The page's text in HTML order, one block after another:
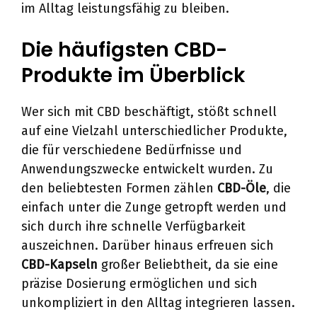
im Alltag leistungsfähig zu bleiben.
Die häufigsten CBD-
Produkte im Überblick
Wer sich mit CBD beschäftigt, stößt schnell
auf eine Vielzahl unterschiedlicher Produkte,
die für verschiedene Bedürfnisse und
Anwendungszwecke entwickelt wurden. Zu
den beliebtesten Formen zählen CBD-Öle, die
einfach unter die Zunge getropft werden und
sich durch ihre schnelle Verfügbarkeit
auszeichnen. Darüber hinaus erfreuen sich
CBD-Kapseln großer Beliebtheit, da sie eine
präzise Dosierung ermöglichen und sich
unkompliziert in den Alltag integrieren lassen.